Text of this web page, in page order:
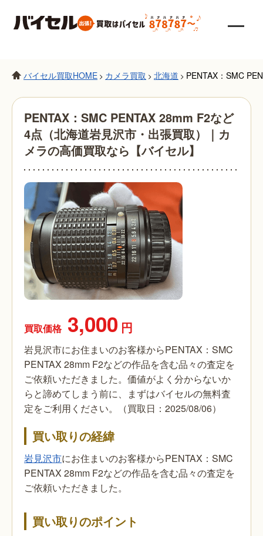
バイセル買取HOME > カメラ買取 > 北海道 > PENTAX：SMC
PENTAX：SMC PENTAX 28mm F2など
4点（北海道岩見沢市・出張買取）｜カ
メラの高価買取なら【バイセル】
買取価格 3,000 円
岩見沢市にお住まいのお客様からPENTAX：SMC
PENTAX 28mm F2などの作品を含む品々の査定を
ご依頼いただきました。価値がよく分からないか
らと諦めてしまう前に、まずはバイセルの無料査
定をご利用ください。（買取日：2025/08/06）
買い取りの経緯
岩見沢市にお住まいのお客様からPENTAX：SMC
PENTAX 28mm F2などの作品を含む品々の査定を
ご依頼いただきました。
買い取りのポイント